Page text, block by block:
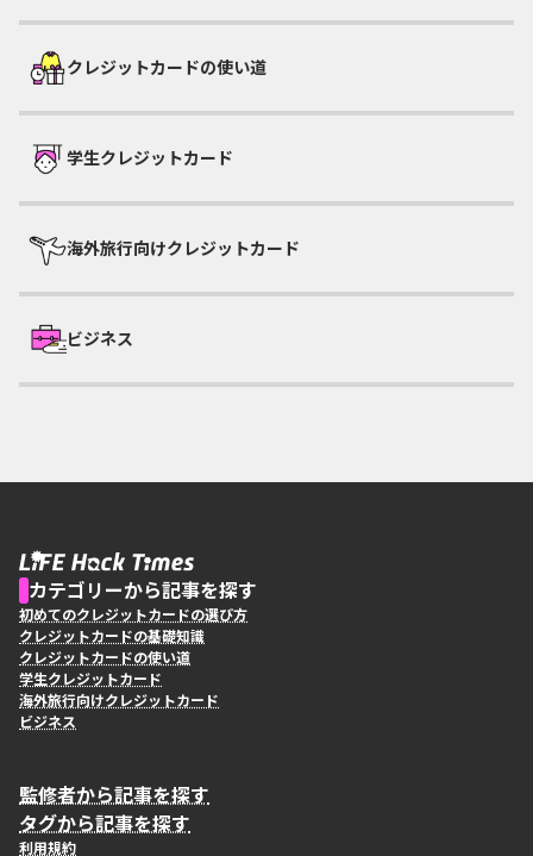
クレジットカードの使い道
学生クレジットカード
海外旅行向けクレジットカード
ビジネス
カテゴリーから記事を探す
初めてのクレジットカードの選び方
クレジットカードの基礎知識
クレジットカードの使い道
学生クレジットカード
海外旅行向けクレジットカード
ビジネス
監修者から記事を探す
タグから記事を探す
利用規約